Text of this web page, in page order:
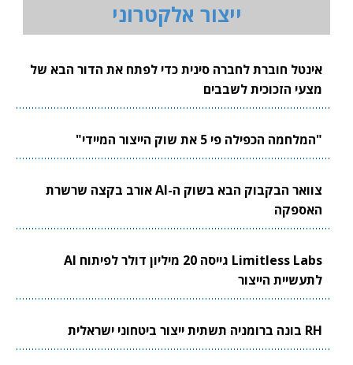
ייצור אלקטרוני
אינטל חוברת לחברה סינית כדי לפתח את הדור הבא של
מצעי הזכוכית לשבבים
"המלחמה הכפילה פי 5 את שוק הייצור המיידי"
צוואר הבקבוק הבא בשוק ה-AI אורב בקצה שרשרת
האספקה
Limitless Labs גייסה 20 מיליון דולר לפיתוח AI
לתעשיית הייצור
RH בונה ברומניה תשתית ייצור ביטחוני ישראלית